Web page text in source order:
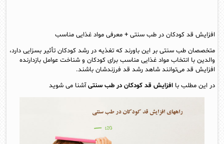
افزایش قد کودکان در طب سنتی + معرفی مواد غذایی مناسب
متخصصان طب سنتی بر این باورند که تغذیه در رشد کودکان تأثیر بسزایی دارد،
والدین با انتخاب مواد غذایی مناسب برای کودکان و شناخت عوامل بازدارنده‌
افزایش قد می‌توانند شاهد رشد قد فرزندشان باشند.
در این مطلب با افزایش قد کودکان در طب سنتیآشنا می شوید